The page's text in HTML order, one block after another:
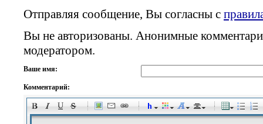
Отправляя сообщение, Вы согласны с
Вы не авторизованы. Анонимные
модератором.
Ваше имя:
Комментарий:
-
-
-
-
-
-